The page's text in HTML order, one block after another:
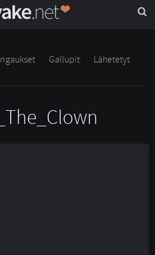
Gallupit
Lähetetyt